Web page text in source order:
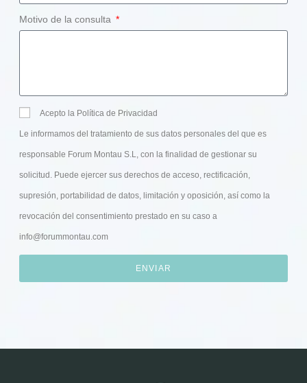
Motivo de la consulta
Acepto la Política de Privacidad
Le informamos del tratamiento de sus datos personales del que es
responsable Forum Montau S.L, con la finalidad de gestionar su
solicitud. Puede ejercer sus derechos de acceso, rectificación,
supresión, portabilidad de datos, limitación y oposición, así como la
revocación del consentimiento prestado en su caso a
info@forummontau.com
ENVIAR